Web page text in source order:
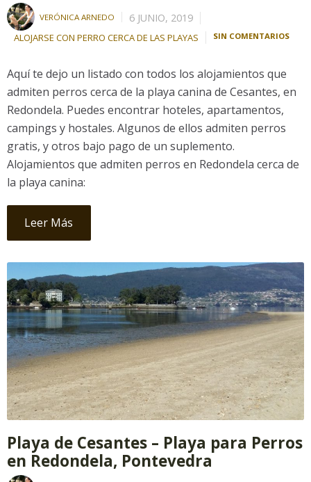
VERÓNICA ARNEDO 6 JUNIO, 2019
ALOJARSE CON PERRO CERCA DE LAS PLAYAS SIN COMENTARIOS
Aquí te dejo un listado con todos los alojamientos que
admiten perros cerca de la playa canina de Cesantes, en
Redondela. Puedes encontrar hoteles, apartamentos,
campings y hostales. Algunos de ellos admiten perros
gratis, y otros bajo pago de un suplemento.
Alojamientos que admiten perros en Redondela cerca de
la playa canina:
Leer Más
Playa de Cesantes – Playa para Perros
en Redondela, Pontevedra